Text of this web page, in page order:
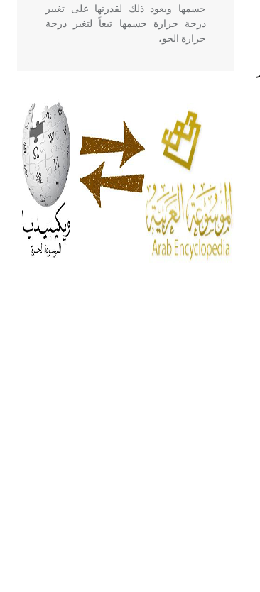
جسمها ويعود ذلك لقدرتها على تغيير
درجة حرارة جسمها تبعاً لتغير درجة
حرارة الجو،
أربعة مؤلفات هي: الحكم، الأدلة، تنظيم
التغذية، ورسالته في جروح الرأس.
ويعود له الفضل بأنه حرر الطب من
الدين والفلسفة.
- هل تعلم أن المرجان إفراز حيواني
يتكون في البحر ويتركب من مادة
كربونات الكلسيوم، وهو أحمر أو شديد
الحمرة وهو أجود أنواعه، ويمتاز بكبر
الحجم ويسمى الش